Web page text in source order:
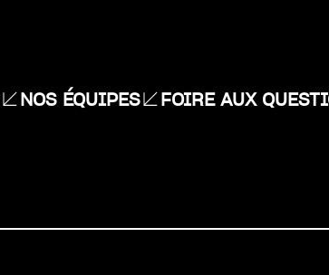
NOS ÉQUIPES FOIRE AUX